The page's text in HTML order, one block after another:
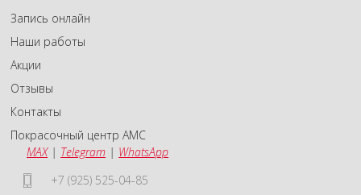
Запись онлайн
Наши работы
Акции
Отзывы
Контакты
Покрасочный центр АМС
MAX| Telegram | WhatsApp
+7 (925) 525-04-85